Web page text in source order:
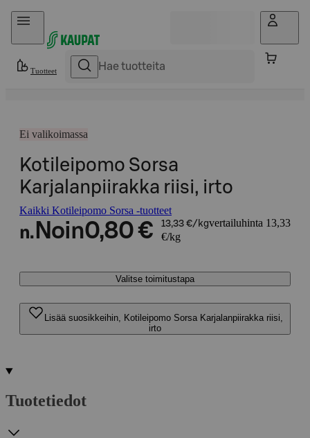
Hyppää sisältöön
Tuotteet
Ei valikoimassa
Kotileipomo Sorsa
Karjalanpiirakka riisi, irto
Kaikki Kotileipomo Sorsa -tuotteet
n. Noin0,80 € 13,33 €/kgvertailuhinta 13,33
€/kg
Valitse toimitustapa
Lisää suosikkeihin, Kotileipomo Sorsa Karjalanpiirakka riisi,
irto
Tuotetiedot